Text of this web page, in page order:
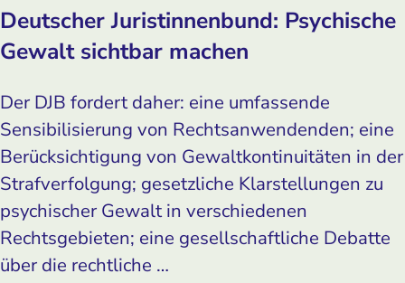
Deutscher Juristinnenbund: Psychische
Gewalt sichtbar machen
Der DJB fordert daher: eine umfassende
Sensibilisierung von Rechtsanwendenden; eine
Berücksichtigung von Gewaltkontinuitäten in der
Strafverfolgung; gesetzliche Klarstellungen zu
psychischer Gewalt in verschiedenen
Rechtsgebieten; eine gesellschaftliche Debatte
über die rechtliche …